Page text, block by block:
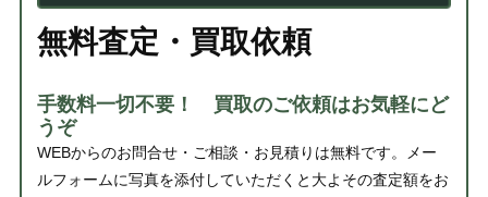
無料査定・買取依頼
手数料一切不要！ 買取のご依頼はお気軽にど
うぞ
WEBからのお問合せ・ご相談・お見積りは無料です。メー
ルフォームに写真を添付していただくと大よその査定額をお